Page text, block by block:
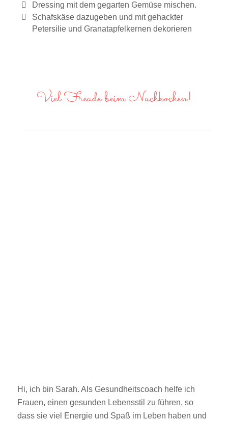
Dressing mit dem gegarten Gemüse mischen.
Schafskäse dazugeben und mit gehackter
Petersilie und Granatapfelkernen dekorieren
Viel Freude beim Nachkochen!
Hi, ich bin Sarah. Als Gesundheitscoach helfe ich
Frauen, einen gesunden Lebensstil zu führen, so
dass sie viel Energie und Spaß im Leben haben und